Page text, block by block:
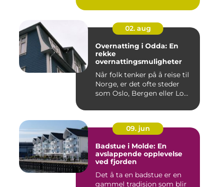
02. aug
Overnatting i Odda: En
rekke
overnattingsmuligheter
Når folk tenker på å reise til
Norge, er det ofte steder
som Oslo, Bergen eller Lo...
09. jun
Badstue i Molde: En
avslappende opplevelse
ved fjorden
Det å ta en badstue er en
gammel tradisjon som blir